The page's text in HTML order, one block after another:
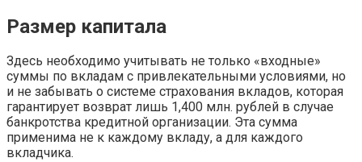
Размер капитала
Здесь необходимо учитывать не только «входные»
суммы по вкладам с привлекательными условиями, но
и не забывать о системе страхования вкладов, которая
гарантирует возврат лишь 1,400 млн. рублей в случае
банкротства кредитной организации. Эта сумма
применима не к каждому вкладу, а для каждого
вкладчика.